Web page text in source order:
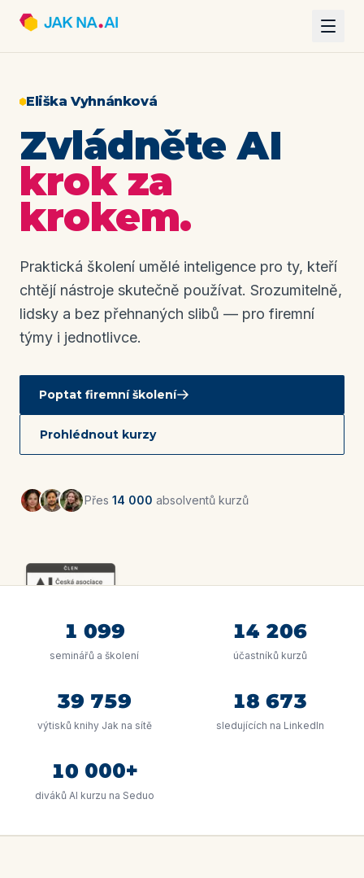
Eliška Vyhnánková
Zvládněte AI
krok za
krokem.
Praktická školení umělé inteligence pro ty, kteří
chtějí nástroje skutečně používat. Srozumitelně,
lidsky a bez přehnaných slibů — pro firemní
týmy i jednotlivce.
Poptat firemní školení
Prohlédnout kurzy
Přes 14 000 absolventů kurzů
1 099
seminářů a školení
14 206
účastníků kurzů
39 759
výtisků knihy Jak na sítě
18 673
sledujících na LinkedIn
10000+
diváků AI kurzu na Seduo